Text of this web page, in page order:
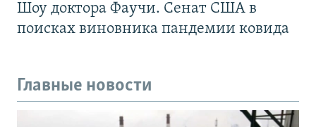
Шоу доктора Фаучи. Сенат США в
поисках виновника пандемии ковида
Главные новости